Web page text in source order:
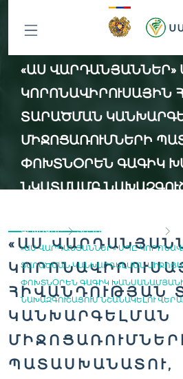
ԲՈԼՈՐ
ԲԱԺԻՆՆԵՐԸ
«ԱՍ ՎԱՐԴԱՆՅԱՆՆԵՐ»
ԿՈՐՈՆԱՎԻՐՈՒՍԱՅԻՆ
ՏԱՐԱԾՄԱՆ
ՄԻՋՈՑԱՌՈՒՄՆԵՐԻ
ՓՈԽՏՆՕՐԵՆ ԳԱԳԻԿ
ՆԿԱՏՄԱՄԲ
ԳԼԽԱՎՈՐ ՏԵՂԵԿԱՏՎՈՒԹՅՈՒՆ
«ԱՍ ՎԱՐԴԱՆՅԱՆՆԵՐ» ՍՊԸ
ՏԱՐԱԾՄԱՆ ԿԱՆԽԱՐԳԵԼՄԱՆ
ՓՈԽՏՆՕՐԵՆ ԳԱԳԻԿ
ՆԱԽԱԶԳՈՒՇԱՑՈՒՄ ՆՇԱՆԱԿԵԼՈՒ
«ԱՍ
ՀԻՎԱՆԴՈՒԹՅԱՆ
ԿԱՆԽԱՐԳԵԼՄԱՆ
ՊԱՏԱՍԽԱՆԱՏՈՒ,